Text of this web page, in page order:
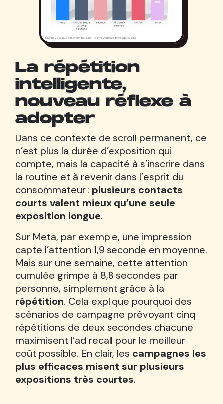
La répétition
intelligente,
nouveau réflexe à
adopter
Dans ce contexte de scroll permanent, ce
n’est plus la durée d’exposition qui
compte, mais la capacité à s’inscrire dans
la routine et à revenir dans l’esprit du
consommateur : plusieurs contacts
courts valent mieux qu’une seule
exposition longue.
Sur Meta, par exemple, une impression
capte l’attention 1,9 seconde en moyenne.
Mais sur une semaine, cette attention
cumulée grimpe à 8,8 secondes par
personne, simplement grâce à la
répétition. Cela explique pourquoi des
scénarios de campagne prévoyant cinq
répétitions de deux secondes chacune
maximisent l’ad recall pour le meilleur
coût possible. En clair, les campagnes les
plus efficaces misent sur plusieurs
expositions très courtes.